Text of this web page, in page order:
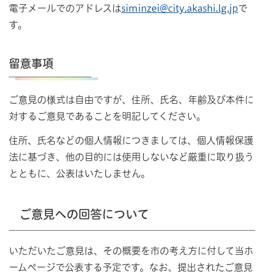
電子メールでのアドレスはsiminzei@city.akashi.lg.jpで
す。
留意事項
ご意見の様式は自由ですが、住所、氏名、年齢及び本件に
対するご意見であることを明記してください。
住所、氏名などの個人情報につきましては、個人情報保護
法に基づき、他の目的には使用しないなど厳重に取り扱う
とともに、公表はいたしません。
ご意見への回答について
いただいたご意見は、その概要を市の考え方に付して当ホ
ームぺージで公表する予定です。なお、提出されたご意見